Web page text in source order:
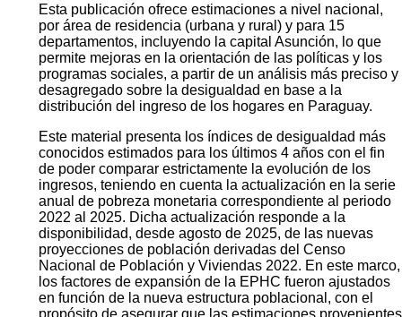
Esta publicación ofrece estimaciones a nivel nacional,
por área de residencia (urbana y rural) y para 15
departamentos, incluyendo la capital Asunción, lo que
permite mejoras en la orientación de las políticas y los
programas sociales, a partir de un análisis más preciso y
desagregado sobre la desigualdad en base a la
distribución del ingreso de los hogares en Paraguay.
Este material presenta los índices de desigualdad más
conocidos estimados para los últimos 4 años con el fin
de poder comparar estrictamente la evolución de los
ingresos, teniendo en cuenta la actualización en la serie
anual de pobreza monetaria correspondiente al periodo
2022 al 2025. Dicha actualización responde a la
disponibilidad, desde agosto de 2025, de las nuevas
proyecciones de población derivadas del Censo
Nacional de Población y Viviendas 2022. En este marco,
los factores de expansión de la EPHC fueron ajustados
en función de la nueva estructura poblacional, con el
propósito de asegurar que las estimaciones provenientes